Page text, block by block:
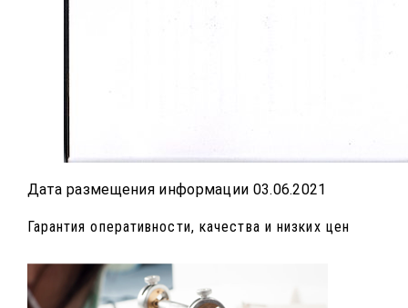
Дата размещения информации 03.06.2021
Гарантия оперативности, качества и низких цен